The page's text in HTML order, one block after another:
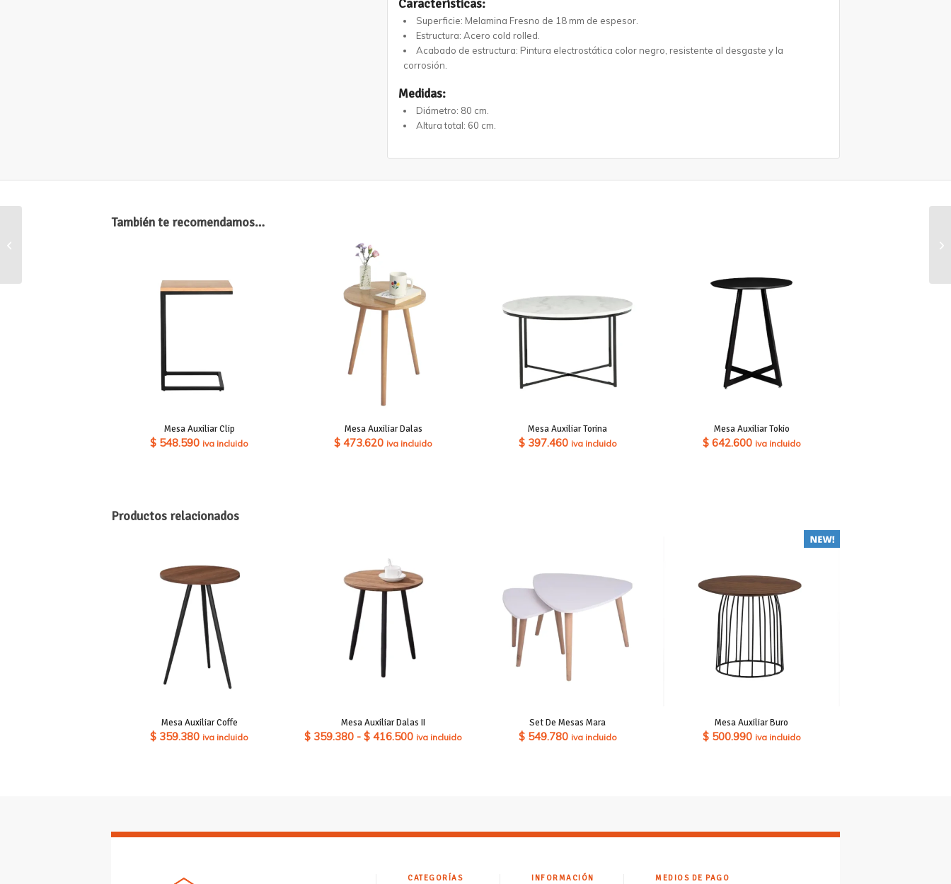
Características:
Superficie: Melamina Fresno de 18 mm de espesor.
Estructura: Acero cold rolled.
Acabado de estructura: Pintura electrostática color negro, resistente al desgaste y la
corrosión.
Medidas:
Diámetro: 80 cm.
Altura total: 60 cm.
También te recomendamos…
Mesa Auxiliar Clip
$ 548.590 iva incluido
Mesa Auxiliar Dalas
$ 473.620 iva incluido
Mesa Auxiliar Torina
$397.460 iva incluido
Mesa Auxiliar Tokio
$642.600 iva incluido
Productos relacionados
Mesa Auxiliar Coffe
$ 359.380 iva incluido
Mesa Auxiliar Dalas II
$ 359.380 - $ 416.500Rango
$ 416.500
iva incluido
Set De Mesas Mara
$549.780 iva incluido
Mesa Auxiliar Buro
$500.990 iva incluido
CATEGORÍAS INFORMACIÓN MEDIOS DE PAGO